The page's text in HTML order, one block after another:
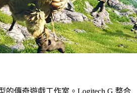
的傳奇遊戲工作室。Logitech G 整合